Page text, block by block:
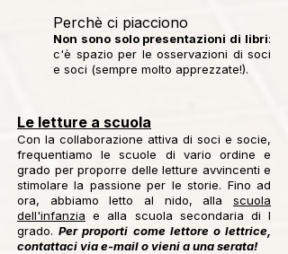
Perchè ci piacciono
Non sono solo presentazioni di libri:
c'è spazio per le osservazioni di soci
e soci (sempre molto apprezzate!).
Le letture a scuola
Con la collaborazione attiva di soci e socie,
frequentiamo le scuole di vario ordine e
grado per proporre delle letture avvincenti e
stimolare la passione per le storie. Fino ad
ora, abbiamo letto al nido, alla scuola
dell'infanzia e alla scuola secondaria di I
grado.Per proporti come lettore o lettrice,
contattaci via e-mail o vieni a una serata!